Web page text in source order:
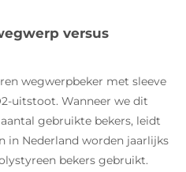
versus
wegwerpbeker met sleeve
uitstoot. Wanneer we dit
gebruikte bekers, leidt
in Nederland worden jaarlijks
bekers gebruikt.